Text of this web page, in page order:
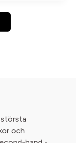
största
och